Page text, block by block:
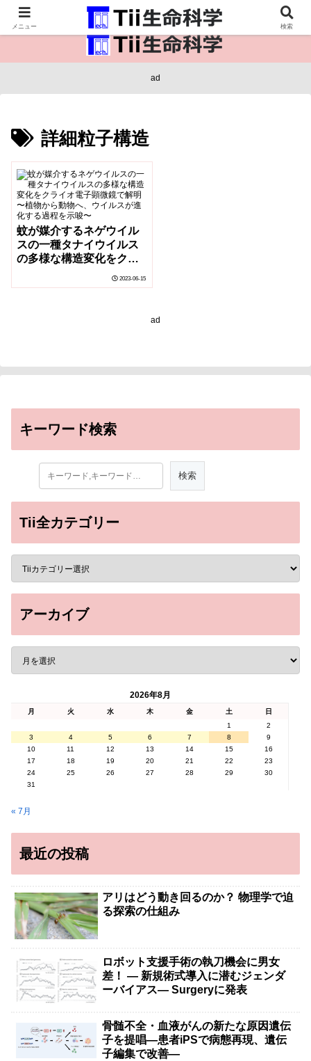
医療保健・生命・生物の情報インフラ。
ad
詳細粒子構造
蚊が媒介するネゲウイル
スの一種タナイウイルス
の多様な構造変化をクラ
イオ電子顕微鏡で解明 〜
植物から動物へ、ウイル
2023-06-15
ad
キーワード検索
Tii全カテゴリー
アーカイブ
2026年8月
月 火 水 木 金 土
日
1
2
3
4 5 6 7 8
9
10
11 12 13 14 15
16
17
18 19 20 21 22
23
24
25 26 27 28 29
30
31
« 7月
最近の投稿
アリはどう動き回るのか？ 物理学で迫
る探索の仕組み
ロボット支援手術の執刀機会に男女
差！ — 新規術式導入に潜むジェンダ
ーバイアス— Surgeryに発表
骨髄不全・血液がんの新たな原因遺伝
子を提唱―患者iPSで病態再現、遺伝
子編集で改善―
メニュー 検索